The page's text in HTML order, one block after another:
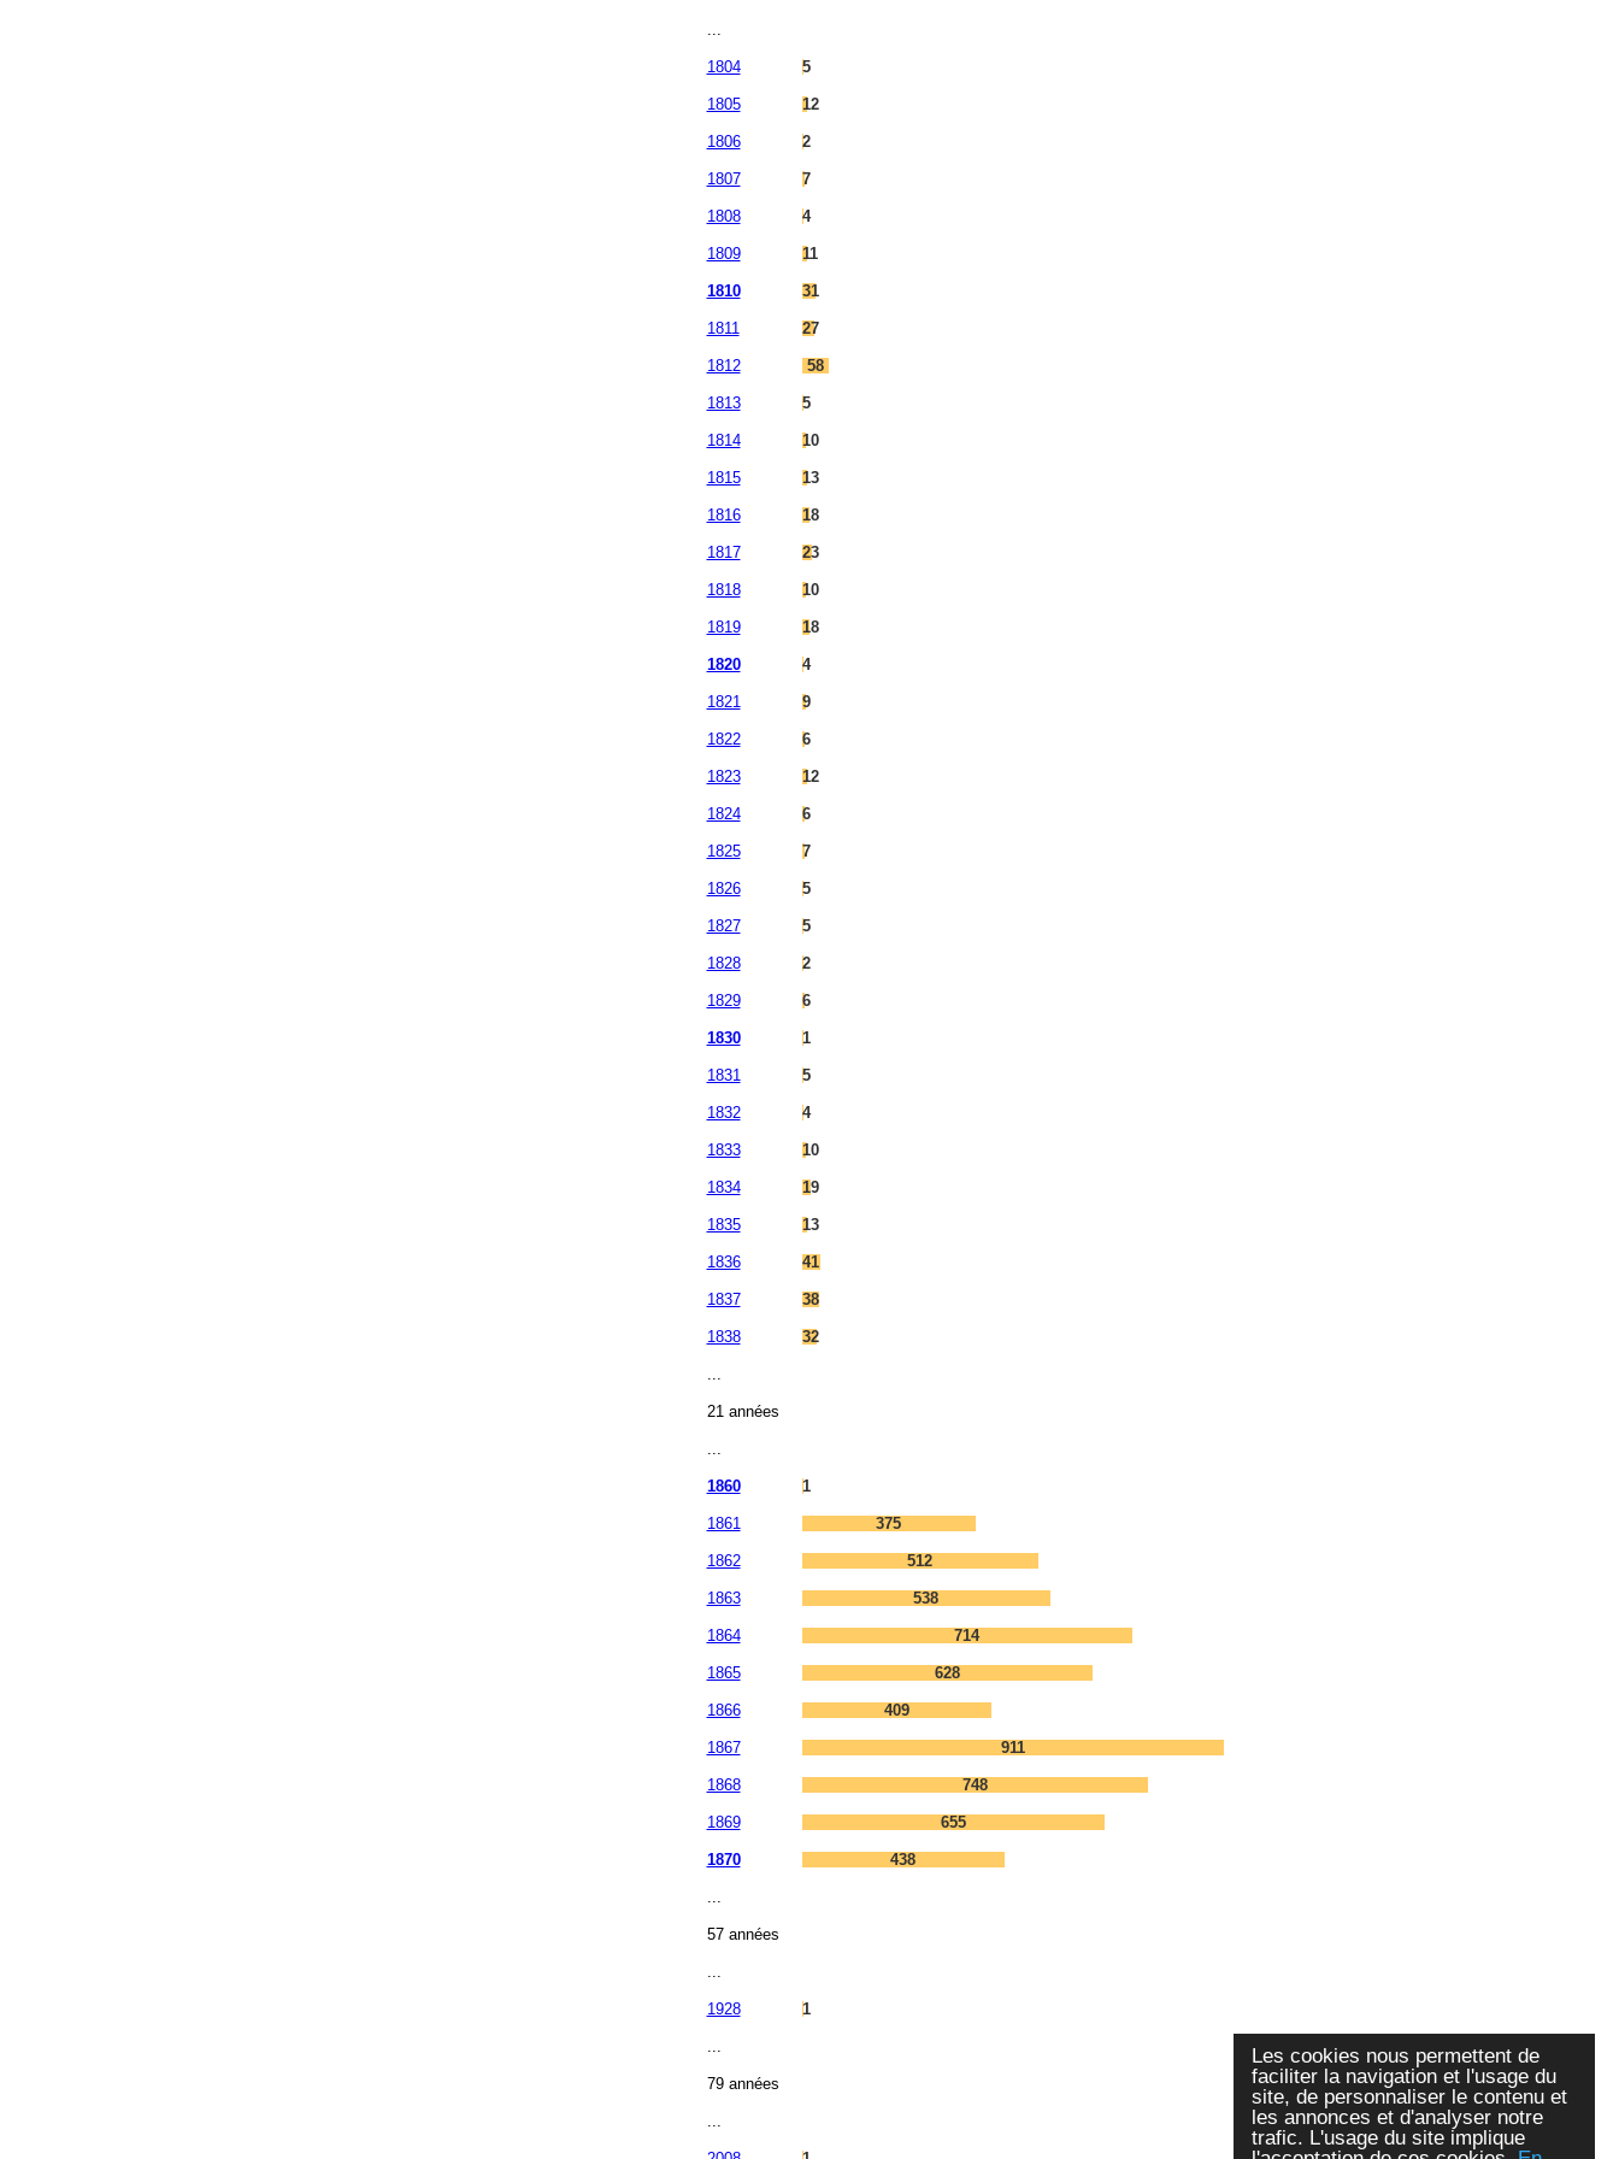
Les cookies nous permettent de
faciliter la navigation et l'usage du
site, de personnaliser le contenu et
les annonces et d'analyser notre
trafic. L'usage du site implique
1804 5
1805 12
1806 2
1807 7
1808 4
1809 11
1810 31
1811 27
1812 58
1813 5
1814 10
1815 13
1816 18
1817 23
1818 10
1819 18
1820 4
1821 9
1822 6
1823 12
1824 6
1825 7
1826 5
1827 5
1828 2
1829 6
1830 1
1831 5
1832 4
1833 10
1834 19
1835 13
1836 41
1837 38
1838 32
21 années
1860 1
1861 375
1862 512
1863 538
1864 714
1865 628
1866 409
1867 911
1868 748
1869 655
1870 438
57 années
1928 1
79 années